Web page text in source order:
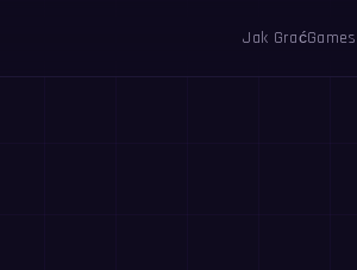
Jak GraćGames